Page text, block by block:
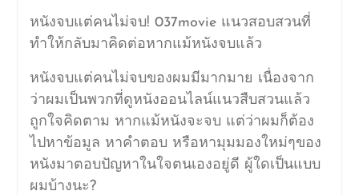
หนังจบแต่คนไม่จบ! 037movie แนวสอบสวนที่
ทำให้กลับมาคิดต่อหากแม้หนังจบแล้ว
หนังจบแต่คนไม่จบของผมมีมากมาย เนื่องจาก
ว่าผมเป็นพวกที่ดูหนังออนไลน์แนวสืบสวนแล้ว
ถูกใจคิดตาม หากแม้หนังจะจบ แต่ว่าผมก็ต้อง
ไปหาข้อมูล หาคำตอบ หรือหามุมมองใหม่ๆของ
หนังมาตอบปัญหาในใจตนเองอยู่ดี ผู้ใดเป็นแบบ
ผมบ้างนะ?